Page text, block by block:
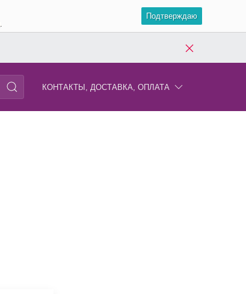
.
Подтверждаю
КОНТАКТЫ, ДОСТАВКА, ОПЛАТА